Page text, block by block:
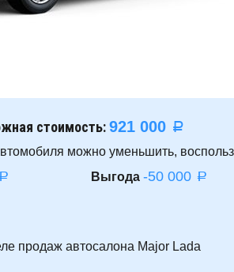
стоимость:921 000 a
можно уменьшить,
Выгода -50 000 a
продаж автосалона Major Lada